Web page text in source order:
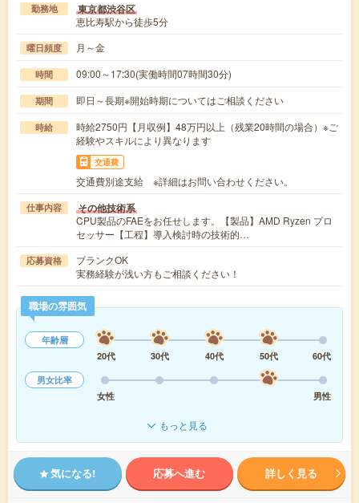
勤務地 東京都渋谷区
恵比寿駅から徒歩5分
曜日頻度 月～金
時間 09:00～17:30(実働時間07時間30分)
期間 即日～長期※開始時期についてはご相談ください
時給
時給2750円【月収例】48万円以上（残業20時間の場合）※ご
経験やスキルにより異なります
交通費
交通費別途支給 ※詳細はお問い合わせください。
仕事内容 その他技術系
CPU製品のFAEをお任せします。【製品】AMD Ryzen プロ
セッサー【工程】導入検討時の技術的…
応募資格
ブランクOK
実務経験が浅い方もご相談ください！
職場の雰囲気
年齢層
20代
30代 40代 50代
60代
男女比率
女性
男性
もっと見る
気になる! 応募へ進む 詳しく見る